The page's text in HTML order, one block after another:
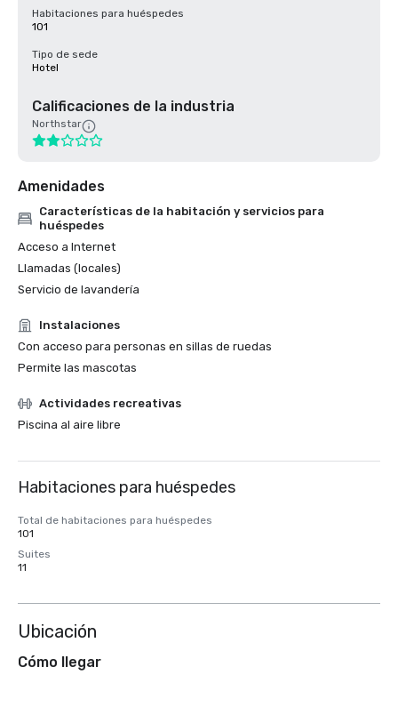
Habitaciones para huéspedes
101
Tipo de sede
Hotel
Calificaciones de la industria
Northstar
Amenidades
Características de la habitación y servicios para
huéspedes
Acceso a Internet
Llamadas (locales)
Servicio de lavandería
Instalaciones
Con acceso para personas en sillas de ruedas
Permite las mascotas
Actividades recreativas
Piscina al aire libre
Habitaciones para huéspedes
Total de habitaciones para huéspedes
101
Suites
11
Ubicación
Cómo llegar